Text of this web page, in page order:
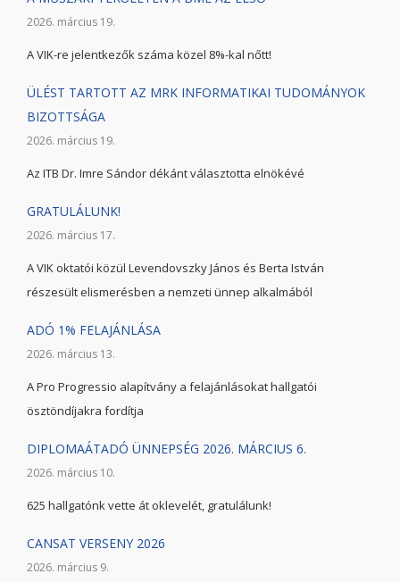
2026. március 19.
A VIK-re jelentkezők száma közel 8%-kal nőtt!
ÜLÉST TARTOTT AZ MRK INFORMATIKAI TUDOMÁNYOK
BIZOTTSÁGA
2026. március 19.
Az ITB Dr. Imre Sándor dékánt választotta elnökévé
GRATULÁLUNK!
2026. március 17.
A VIK oktatói közül Levendovszky János és Berta István
részesült elismerésben a nemzeti ünnep alkalmából
ADÓ 1% FELAJÁNLÁSA
2026. március 13.
A Pro Progressio alapítvány a felajánlásokat hallgatói
ösztöndíjakra fordítja
DIPLOMAÁTADÓ ÜNNEPSÉG 2026. MÁRCIUS 6.
2026. március 10.
625 hallgatónk vette át oklevelét, gratulálunk!
CANSAT VERSENY 2026
2026. március 9.